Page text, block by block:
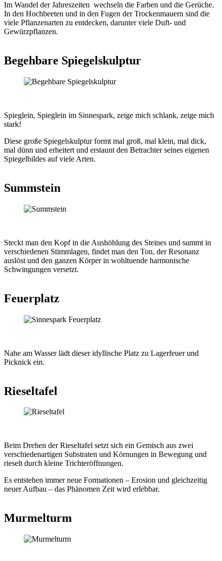
Im Wandel der Jahreszeiten wechseln die Farben und die Gerüche.
In den Hochbeeten und in den Fugen der Trockenmauern sind die
viele Pflanzenarten zu entdecken, darunter viele Duft- und
Gewürzpflanzen.
Begehbare Spiegelskulptur
Spieglein, Spieglein im Sinnespark, zeige mich schlank, zeige mich
stark!
Diese große Spiegelskulptur formt mal groß, mal klein, mal dick,
mal dünn und erheitert und erstaunt den Betrachter seines eigenen
Spiegelbildes auf viele Arten.
Summstein
Steckt man den Kopf in die Aushöhlung des Steines und summt in
verschiedenen Stimmlagen, findet man den Ton, der Resonanz
auslöst und den ganzen Körper in wohltuende harmonische
Schwingungen versetzt.
Feuerplatz
Nahe am Wasser lädt dieser idyllische Platz zu Lagerfeuer und
Picknick ein.
Rieseltafel
Beim Drehen der Rieseltafel setzt sich ein Gemisch aus zwei
verschiedenartigen Substraten und Körnungen in Bewegung und
rieselt durch kleine Trichteröffnungen.
Es entstehen immer neue Formationen – Erosion und gleichzeitig
neuer Aufbau – das Phänomen Zeit wird erlebbar.
Murmelturm